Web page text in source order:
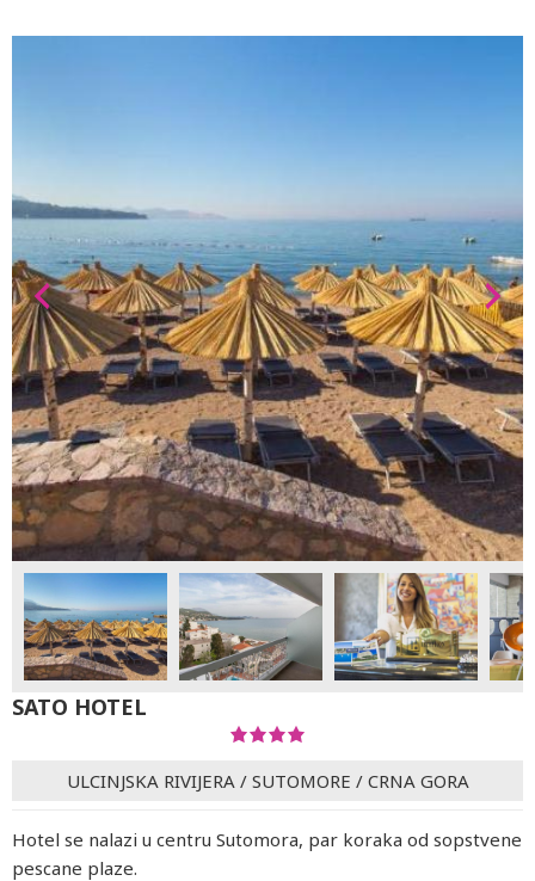
SATO HOTEL
ULCINJSKA RIVIJERA / SUTOMORE / CRNA GORA
Hotel se nalazi u centru Sutomora, par koraka od sopstvene
pescane plaze.